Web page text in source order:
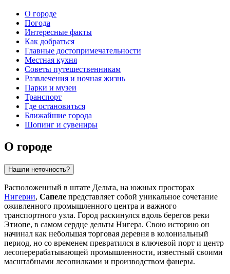
О городе
Погода
Интересные факты
Как добраться
Главные достопримечательности
Местная кухня
Советы путешественникам
Развлечения и ночная жизнь
Парки и музеи
Транспорт
Где остановиться
Ближайшие города
Шопинг и сувениры
О городе
Нашли неточность?
Расположенный в штате Дельта, на южных просторах
Нигерии, Сапеле представляет собой уникальное сочетание
оживленного промышленного центра и важного
транспортного узла. Город раскинулся вдоль берегов реки
Этиопе, в самом сердце дельты Нигера. Свою историю он
начинал как небольшая торговая деревня в колониальный
период, но со временем превратился в ключевой порт и центр
лесоперерабатывающей промышленности, известный своими
масштабными лесопилками и производством фанеры.